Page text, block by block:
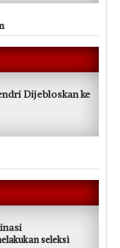
Dijebloskan ke
seleksi